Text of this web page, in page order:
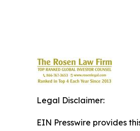
Legal Disclaimer:
EIN Presswire provides